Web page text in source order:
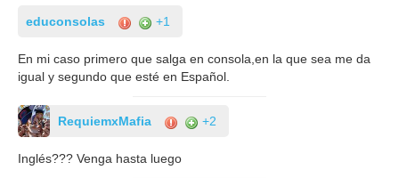
educonsolas +1
En mi caso primero que salga en consola,en la que sea me da
igual y segundo que esté en Español.
RequiemxMafia +2
Inglés??? Venga hasta luego